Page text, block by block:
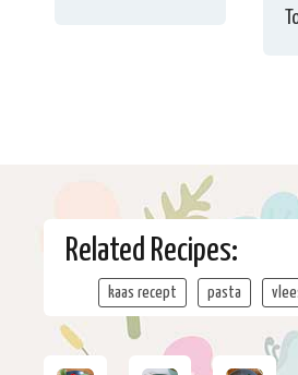
Related Recipes:
kaas recept pasta